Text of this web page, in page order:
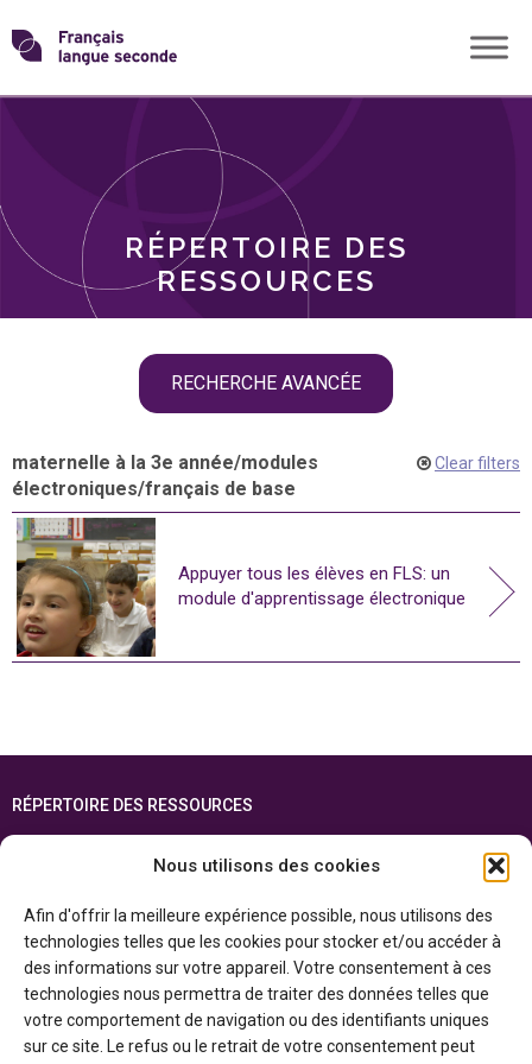
Nous utilisons des cookies
Afin d'offrir la meilleure expérience possible, nous utilisons des
technologies telles que les cookies pour stocker et/ou accéder à
des informations sur votre appareil. Votre consentement à ces
technologies nous permettra de traiter des données telles que
votre comportement de navigation ou des identifiants uniques
sur ce site. Le refus ou le retrait de votre consentement peut
Skip
toTransformons
langue
RÉPERTOIRE DES
RESSOURCES
RECHERCHE AVANCÉE
THÈMES
maternelle à la 3e année/modules
électroniques/français de base
Clear filters
Appuyer tous les élèves en FLS: un
module d'apprentissage électronique
RÉPERTOIRE DES RESSOURCES
ENGLISH
Cette ressource est réalisée grâce au soutien financier du gouvernement de
l’Ontario et du gouvernement duCanada par l’entremise du ministère du
Patrimoine canadien